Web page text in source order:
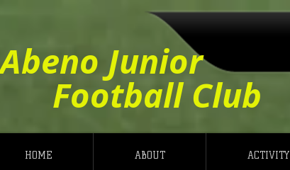
Abeno Junior
Football Club
HOME ABOUT ACTIVITY